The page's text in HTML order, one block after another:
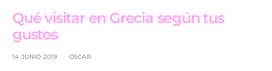
Qué visitar en Grecia según tus
gustos
14 JUNIO 2019 OSCAR